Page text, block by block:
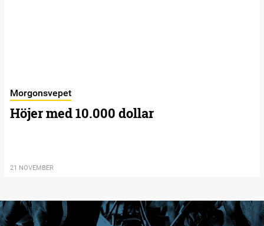
Morgonsvepet
Höjer med 10.000 dollar
21 NOVEMBER